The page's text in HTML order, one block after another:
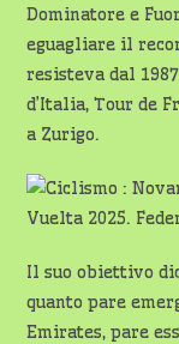
Dominatore e
eguagliare il
resisteva dal
d’Italia, Tour de
a Zurigo.
Il suo obiettivo
quanto pare
Emirates, pare